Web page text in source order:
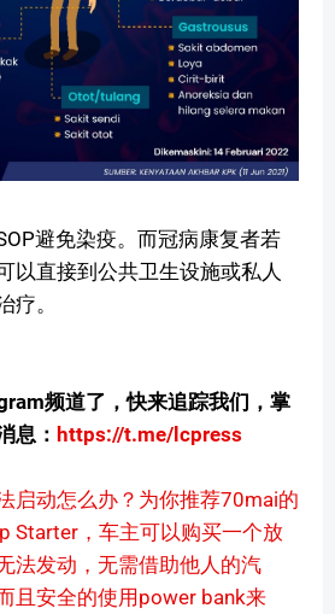
避免染疫。而冠病康复者若
以直接到公共卫生设施或私人
疗。
频道了，快来追踪我们，掌
息： https://t.me/lcpress
启动怎么办？为你推荐70mai的
Starter，车主可以购买一个放
法发动，无需借助他人的汽
且安全的使用power bank来